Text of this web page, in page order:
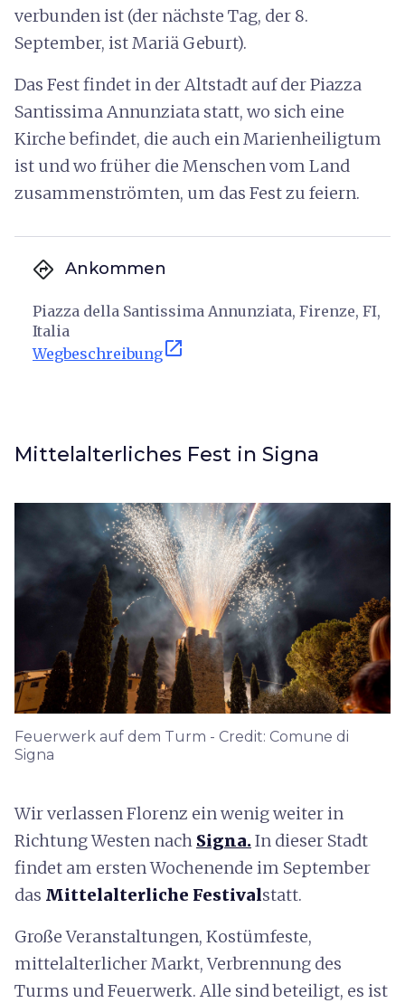
verbunden ist (der nächste Tag, der 8.
September, ist Mariä Geburt).
Das Fest findet in der Altstadt auf der Piazza
Santissima Annunziata statt, wo sich eine
Kirche befindet, die auch ein Marienheiligtum
ist und wo früher die Menschen vom Land
zusammenströmten, um das Fest zu feiern.
directions Ankommen
Piazza della Santissima Annunziata, Firenze, FI,
Italia
Wegbeschreibungopen_in_new
Mittelalterliches Fest in Signa
Feuerwerk auf dem Turm - Credit: Comune di
Signa
Wir verlassen Florenz ein wenig weiter in
Richtung Westen nach Signa.In dieser Stadt
findet am ersten Wochenende im September
das Mittelalterliche Festivalstatt.
Große Veranstaltungen, Kostümfeste,
mittelalterlicher Markt, Verbrennung des
Turms und Feuerwerk. Alle sind beteiligt, es ist